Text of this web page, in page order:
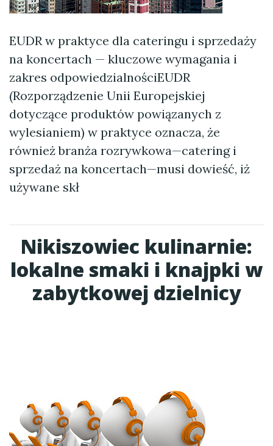
EUDR w praktyce dla cateringu i sprzedaży
na koncertach — kluczowe wymagania i
zakres odpowiedzialnościEUDR
(Rozporządzenie Unii Europejskiej
dotyczące produktów powiązanych z
wylesianiem) w praktyce oznacza, że
również branża rozrywkowa—catering i
sprzedaż na koncertach—musi dowieść, iż
używane skł
Nikiszowiec kulinarnie:
lokalne smaki i knajpki w
zabytkowej dzielnicy